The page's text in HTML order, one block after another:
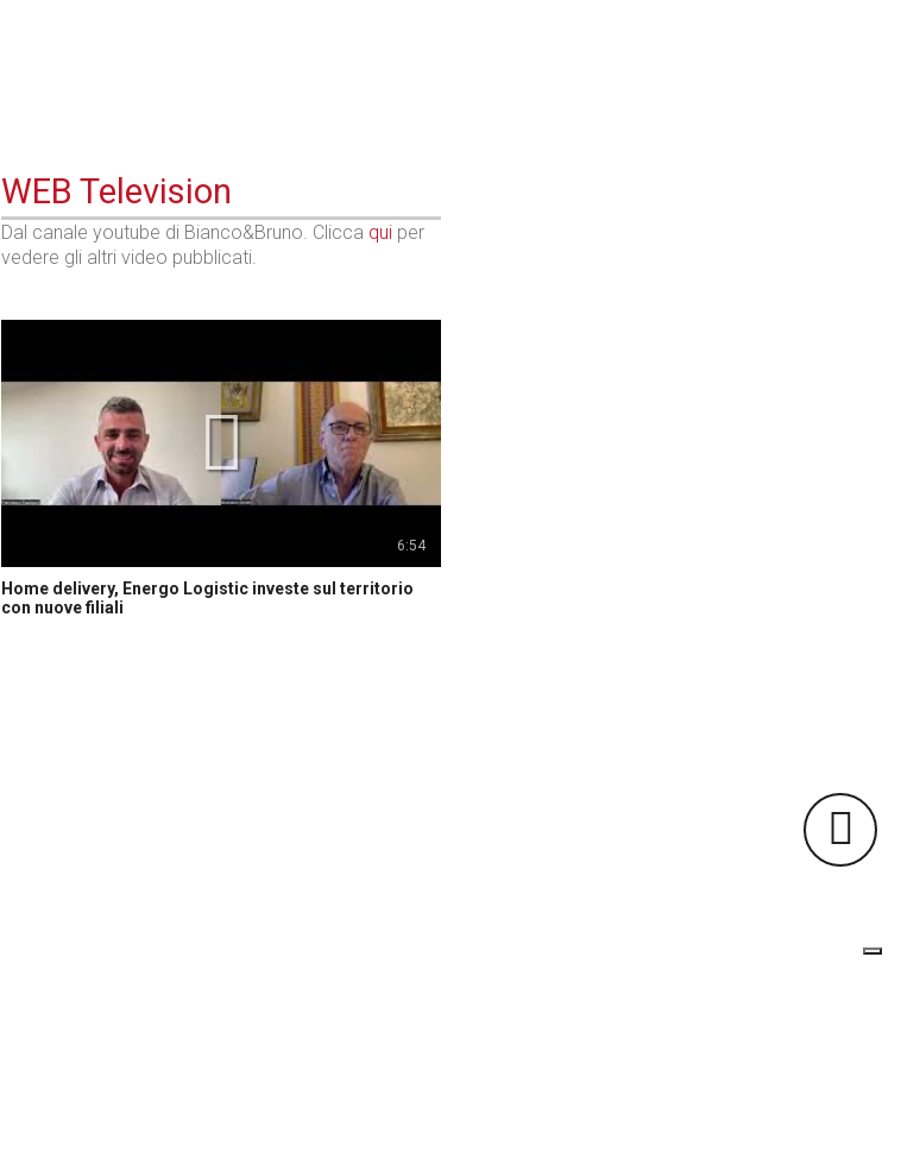
WEB Television
Dal canale youtube di Bianco&Bruno. Clicca qui per
vedere gli altri video pubblicati.
6:54
Home delivery, Energo Logistic investe sul territorio
con nuove filiali